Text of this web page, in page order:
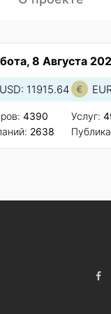
8 Августа
USD: 11915.64
4390
2638
Услуг: